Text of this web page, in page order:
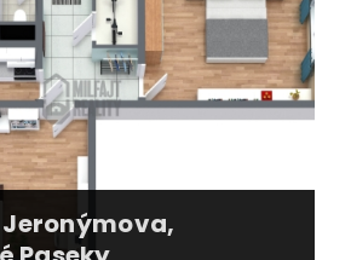
úschova kupní ceny
Jeronýmova,